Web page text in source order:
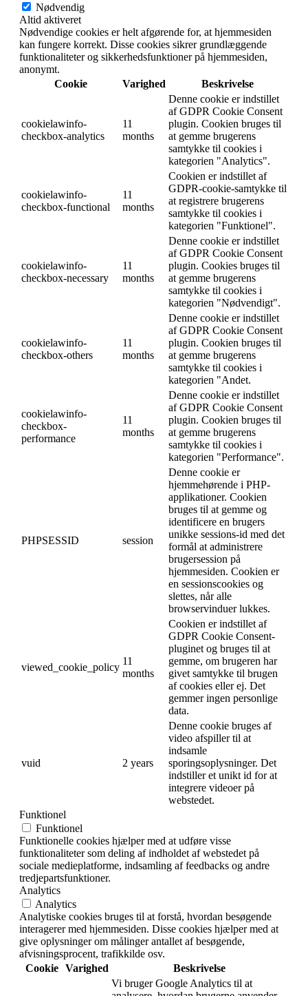
Nødvendig
Altid aktiveret
Nødvendige cookies er helt afgørende for, at hjemmesiden
kan fungere korrekt. Disse cookies sikrer grundlæggende
funktionaliteter og sikkerhedsfunktioner på hjemmesiden,
anonymt.
Cookie
Varighed Beskrivelse
cookielawinfo-
checkbox-analytics
11
months
Denne cookie er indstillet
af GDPR Cookie Consent
plugin. Cookien bruges til
at gemme brugerens
samtykke til cookies i
kategorien "Analytics".
cookielawinfo-
checkbox-functional
11
months
Cookien er indstillet af
GDPR-cookie-samtykke til
at registrere brugerens
samtykke til cookies i
kategorien "Funktionel".
cookielawinfo-
checkbox-necessary
11
months
Denne cookie er indstillet
af GDPR Cookie Consent
plugin. Cookies bruges til
at gemme brugerens
samtykke til cookies i
kategorien "Nødvendigt".
cookielawinfo-
checkbox-others
11
months
Denne cookie er indstillet
af GDPR Cookie Consent
plugin. Cookien bruges til
at gemme brugerens
samtykke til cookies i
kategorien "Andet.
cookielawinfo-
checkbox-
performance
11
months
Denne cookie er indstillet
af GDPR Cookie Consent
plugin. Cookien bruges til
at gemme brugerens
samtykke til cookies i
kategorien "Performance".
PHPSESSID session
Denne cookie er
hjemmehørende i PHP-
applikationer. Cookien
bruges til at gemme og
identificere en brugers
unikke sessions-id med det
formål at administrere
brugersession på
hjemmesiden. Cookien er
en sessionscookies og
slettes, når alle
browservinduer lukkes.
viewed_cookie_policy
11
months
Cookien er indstillet af
GDPR Cookie Consent-
pluginet og bruges til at
gemme, om brugeren har
givet samtykke til brugen
af cookies eller ej. Det
gemmer ingen personlige
data.
vuid 2 years
Denne cookie bruges af
video afspiller til at
indsamle
sporingsoplysninger. Det
indstiller et unikt id for at
integrere videoer på
webstedet.
Funktionel
Funktionel
Funktionelle cookies hjælper med at udføre visse
funktionaliteter som deling af indholdet af webstedet på
sociale medieplatforme, indsamling af feedbacks og andre
tredjepartsfunktioner.
Analytics
Analytics
Analytiske cookies bruges til at forstå, hvordan besøgende
interagerer med hjemmesiden. Disse cookies hjælper med at
give oplysninger om målinger antallet af besøgende,
afvisningsprocent, trafikkilde osv.
Cookie Varighed
Beskrivelse
Vi bruger Google Analytics til at